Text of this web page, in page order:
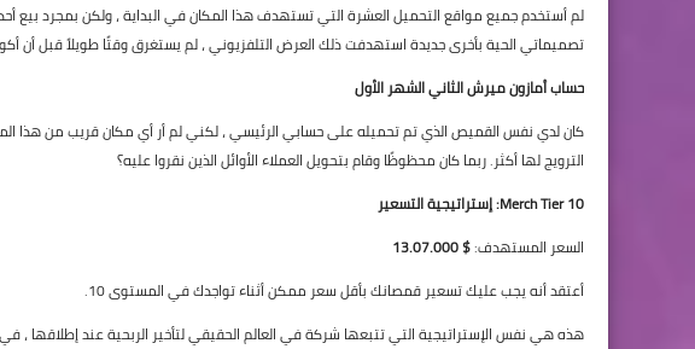
لم أستخدم جميع مواقع التحميل العشرة التي تستهدف هذا المكان في البداية ، ولكن بمجرد بيع
تصميماتي الحية بأخرى جديدة استهدفت ذلك العرض التلفزيوني ، لم يستغرق وقتًا طويلاً قبل أن
حساب أمازون ميرش الثاني الشهر الأول
كان لدي نفس القميص الذي تم تحميله على حسابي الرئيسي ، لكني لم أر أي مكان قريب من هذا
الترويج لها أكثر. ربما كان محظوظًا وقام بتحويل العملاء الأوائل الذين نقروا عليه؟
Merch Tier 10: إستراتيجية التسعير
السعر المستهدف:$ 13.07.000
أعتقد أنه يجب عليك تسعير قمصانك بأقل سعر ممكن أثناء تواجدك في المستوى 10.
هذه هي نفس الإستراتيجية التي تتبعها شركة في العالم الحقيقي لتأخير الربحية عند إطلاقها ،